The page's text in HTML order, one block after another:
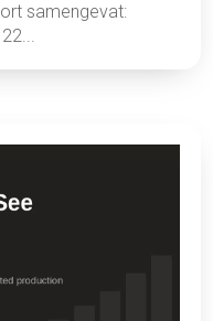
samengevat: